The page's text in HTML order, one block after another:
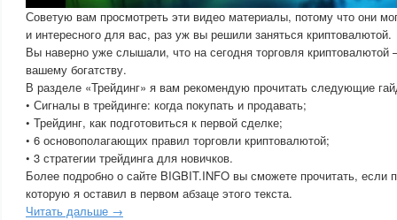
Советую вам просмотреть эти видео материалы, потому что они
и интересного для вас, раз уж вы решили заняться криптовалютой.
Вы наверно уже слышали, что на сегодня торговля криптовалютой
вашему богатству.
В разделе «Трейдинг» я вам рекомендую прочитать следующие
• Сигналы в трейдинге: когда покупать и продавать;
• Трейдинг, как подготовиться к первой сделке;
• 6 основополагающих правил торговли криптовалютой;
• 3 стратегии трейдинга для новичков.
Более подробно о сайте BIGBIT.INFO вы сможете прочитать, если
которую я оставил в первом абзаце этого текста.
Читать дальше →